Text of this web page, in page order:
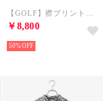
￥8,800
50%